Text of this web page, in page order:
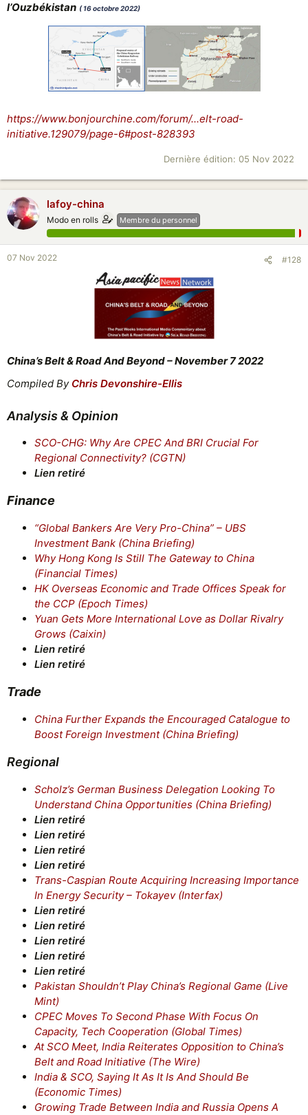
l’Ouzbékistan ( 16 octobre 2022)
https://www.bonjourchine.com/forum/...elt-road-
initiative.129079/page-6#post-828393
Dernière édition: 05 Nov 2022
lafoy-china
Modo en rolls Membre du personnel
07 Nov 2022 #128
China’s Belt & Road And Beyond – November 7 2022
Compiled By Chris Devonshire-Ellis
Analysis & Opinion
SCO-CHG: Why Are CPEC And BRI Crucial For
Regional Connectivity? (CGTN)
Lien retiré
Finance
“Global Bankers Are Very Pro-China” – UBS
Investment Bank (China Briefing)
Why Hong Kong Is Still The Gateway to China
(Financial Times)
HK Overseas Economic and Trade Offices Speak for
the CCP (Epoch Times)
Yuan Gets More International Love as Dollar Rivalry
Grows (Caixin)
Lien retiré
Lien retiré
Trade
China Further Expands the Encouraged Catalogue to
Boost Foreign Investment (China Briefing)
Regional
Scholz’s German Business Delegation Looking To
Understand China Opportunities (China Briefing)
Lien retiré
Lien retiré
Lien retiré
Lien retiré
Trans-Caspian Route Acquiring Increasing Importance
In Energy Security – Tokayev (Interfax)
Lien retiré
Lien retiré
Lien retiré
Lien retiré
Lien retiré
Pakistan Shouldn’t Play China’s Regional Game (Live
Mint)
CPEC Moves To Second Phase With Focus On
Capacity, Tech Cooperation (Global Times)
At SCO Meet, India Reiterates Opposition to China’s
Belt and Road Initiative (The Wire)
India & SCO, Saying It As It Is And Should Be
(Economic Times)
Growing Trade Between India and Russia Opens A